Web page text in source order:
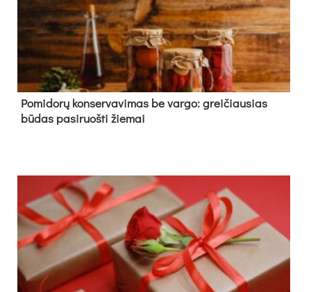
Pomidorų konservavimas be vargo: greičiausias
būdas pasiruošti žiemai